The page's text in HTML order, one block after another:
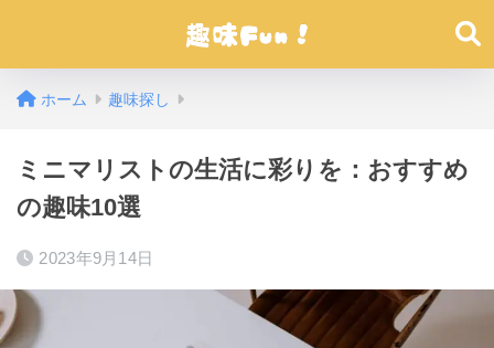
ホーム 趣味探し
ミニマリストの生活に彩りを：おすすめ
の趣味10選
2023年9月14日